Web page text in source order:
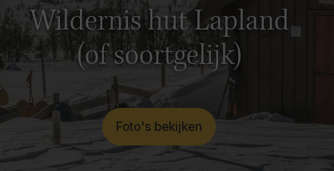
Wildernis hut Lapland
(of soortgelijk)
Foto's bekijken